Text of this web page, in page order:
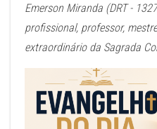
Emerson Miranda (DRT -
profissional, professor,
extraordinário da Sagrada